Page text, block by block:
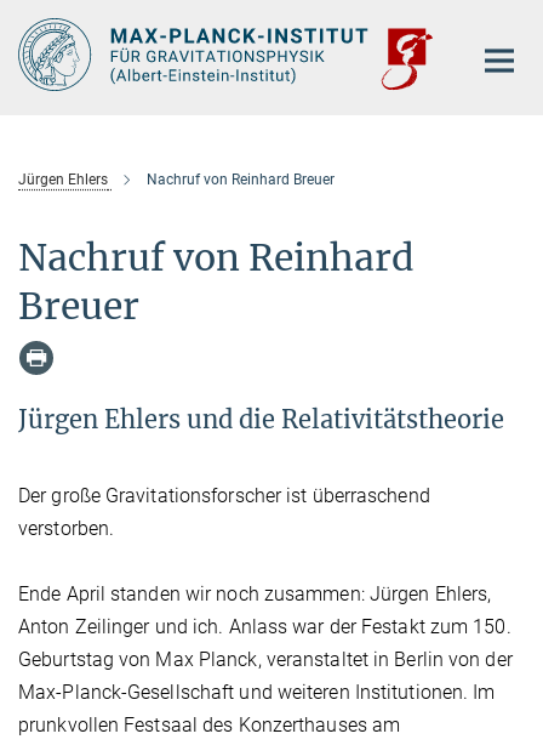
Hauptinhalt
Jürgen Ehlers Nachruf von Reinhard Breuer
Nachruf von Reinhard
Breuer
Jürgen Ehlers und die Relativitätstheorie
Der große Gravitationsforscher ist überraschend
verstorben.
Ende April standen wir noch zusammen: Jürgen Ehlers,
Anton Zeilinger und ich. Anlass war der Festakt zum 150.
Geburtstag von Max Planck, veranstaltet in Berlin von der
Max-Planck-Gesellschaft und weiteren Institutionen. Im
prunkvollen Festsaal des Konzerthauses am